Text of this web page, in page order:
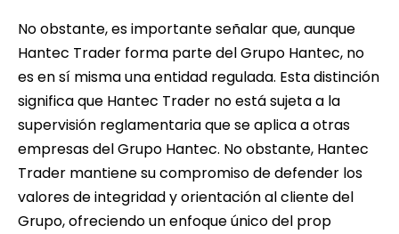
No obstante, es importante señalar que, aunque
Hantec Trader forma parte del Grupo Hantec, no
es en sí misma una entidad regulada. Esta distinción
significa que Hantec Trader no está sujeta a la
supervisión reglamentaria que se aplica a otras
empresas del Grupo Hantec. No obstante, Hantec
Trader mantiene su compromiso de defender los
valores de integridad y orientación al cliente del
Grupo, ofreciendo un enfoque único del prop